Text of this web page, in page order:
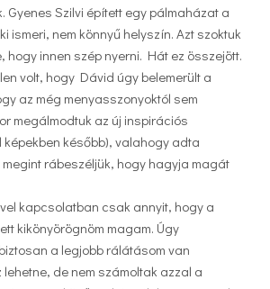
Gyenes Szilvi épített egy pálmaházat a
ismeri, nem könnyű helyszín. Azt szoktuk
hogy innen szép nyerni. Hát ez összejött.
volt, hogy Dávid úgy belemerült a
az még menyasszonyoktól sem
megálmodtuk az új inspirációs
később), valahogy adta
rábeszéljük, hogy hagyja magát
kapcsolatban csak annyit, hogy a
kikönyörögnöm magam. Úgy
a legjobb rálátásom van
lehetne, de nem számoltak azzal a